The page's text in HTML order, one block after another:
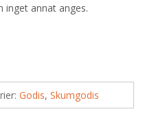
inget annat anges.
Godis, Skumgodis